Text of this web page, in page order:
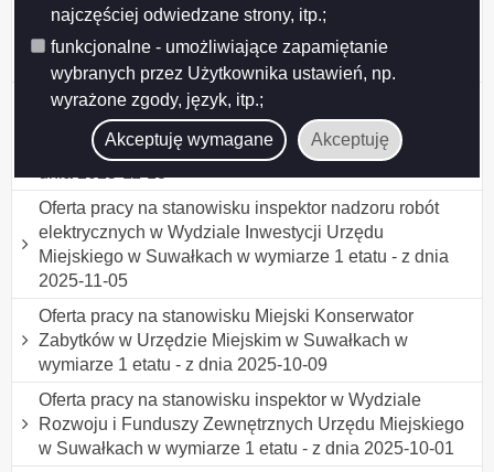
najczęściej odwiedzane strony, itp.;
funkcjonalne - umożliwiające zapamiętanie
wybranych przez Użytkownika ustawień, np.
wyrażone zgody, język, itp.;
Akceptuję wymagane Akceptuję
Oferta pracy na stanowisku inspektor nadzoru robót
drogowych w Wydziale Inwestycji Urzędu Miejskiego w
Suwałkach w wymiarze 1 etatu - z dnia 2025-11-24
Oferta pracy na stanowisku koordynator ds. opieki /
starszy wychowawca w Placówce Opiekuńczo-
Wychowawczej w Suwałkach w wymiarze 1 etatu - z
Oferta pracy na stanowisku inspektor nadzoru robót
elektrycznych w Wydziale Inwestycji Urzędu
Miejskiego w Suwałkach w wymiarze 1 etatu - z dnia
2025-11-05
Oferta pracy na stanowisku Miejski Konserwator
Zabytków w Urzędzie Miejskim w Suwałkach w
wymiarze 1 etatu - z dnia 2025-10-09
Oferta pracy na stanowisku inspektor w Wydziale
Rozwoju i Funduszy Zewnętrznych Urzędu Miejskiego
w Suwałkach w wymiarze 1 etatu - z dnia 2025-10-01